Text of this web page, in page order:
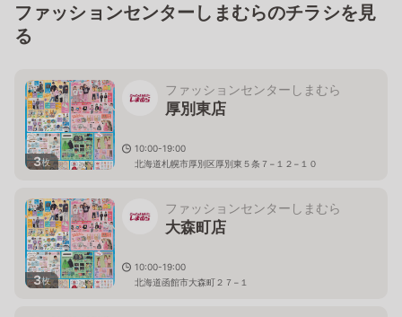
ファッションセンターしまむらのチラシを見
る
3枚
ファッションセンターしまむら
厚別東店
10:00-19:00
北海道札幌市厚別区厚別東５条７−１２−１０
3枚
ファッションセンターしまむら
大森町店
10:00-19:00
北海道函館市大森町２７−１